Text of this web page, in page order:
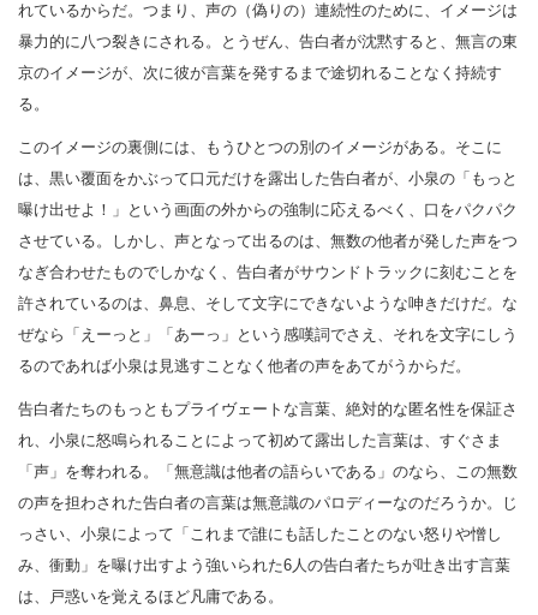
れているからだ。つまり、声の（偽りの）連続性のために、イメージは
暴力的に八つ裂きにされる。とうぜん、告白者が沈黙すると、無言の東
京のイメージが、次に彼が言葉を発するまで途切れることなく持続す
る。
このイメージの裏側には、もうひとつの別のイメージがある。そこに
は、黒い覆面をかぶって口元だけを露出した告白者が、小泉の「もっと
曝け出せよ！」という画面の外からの強制に応えるべく、口をパクパク
させている。しかし、声となって出るのは、無数の他者が発した声をつ
なぎ合わせたものでしかなく、告白者がサウンドトラックに刻むことを
許されているのは、鼻息、そして文字にできないような呻きだけだ。な
ぜなら「えーっと」「あーっ」という感嘆詞でさえ、それを文字にしう
るのであれば小泉は見逃すことなく他者の声をあてがうからだ。
告白者たちのもっともプライヴェートな言葉、絶対的な匿名性を保証さ
れ、小泉に怒鳴られることによって初めて露出した言葉は、すぐさま
「声」を奪われる。「無意識は他者の語らいである」のなら、この無数
の声を担わされた告白者の言葉は無意識のパロディーなのだろうか。じ
っさい、小泉によって「これまで誰にも話したことのない怒りや憎し
み、衝動」を曝け出すよう強いられた6人の告白者たちが吐き出す言葉
は、戸惑いを覚えるほど凡庸である。